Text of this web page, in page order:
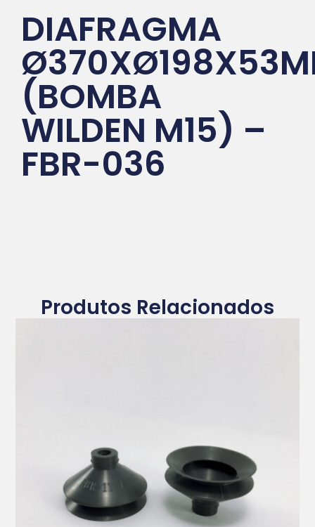
DIAFRAGMA
(BOMBA
WILDEN M15) –
FBR-036
Produtos Relacionados